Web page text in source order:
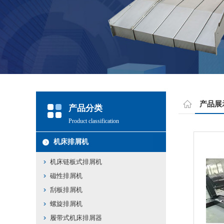
产品分类
Product classification
机床排屑机
机床链板式排屑机
磁性排屑机
刮板排屑机
螺旋排屑机
履带式机床排屑器
产品展